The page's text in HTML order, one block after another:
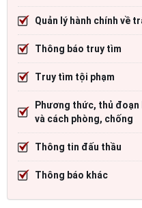
Quản lý hành chính về
Thông báo truy tìm
Truy tìm tội phạm
Phương thức, thủ
và cách phòng, chống
Thông tin đấu thầu
Thông báo khác